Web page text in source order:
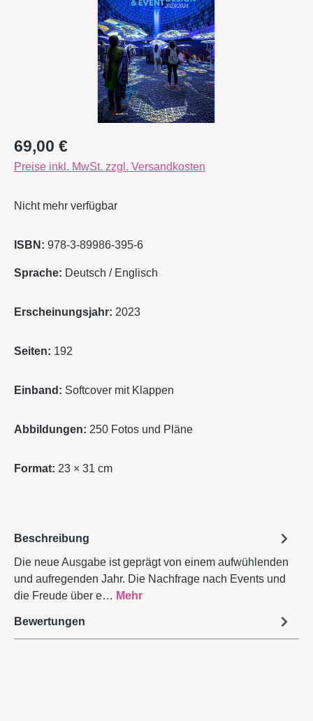
Regulärer Preis:
69,00 €
Preise inkl. MwSt. zzgl. Versandkosten
Nicht mehr verfügbar
ISBN: 978-3-89986-395-6
Sprache: Deutsch / Englisch
Erscheinungsjahr: 2023
Seiten: 192
Einband: Softcover mit Klappen
Abbildungen: 250 Fotos und Pläne
Format: 23 × 31 cm
Beschreibung
Die neue Ausgabe ist geprägt von einem aufwühlenden
und aufregenden Jahr. Die Nachfrage nach Events und
die Freude über e… Mehr
Bewertungen